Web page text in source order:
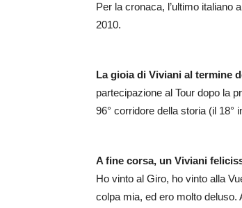
Per la cronaca, l’ultimo italiano
2010.
La gioia di Viviani al termine
partecipazione al Tour dopo la
96° corridore della storia (il 18°
A fine corsa, un Viviani
Ho vinto al Giro, ho vinto alla
colpa mia, ed ero molto deluso.